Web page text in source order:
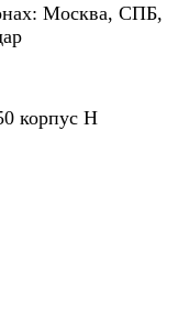
Москва, СПБ,
корпус Н